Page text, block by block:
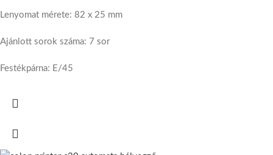
Lenyomat mérete: 82 x 25 mm
Ajánlott sorok száma: 7 sor
Festékpárna: E/45